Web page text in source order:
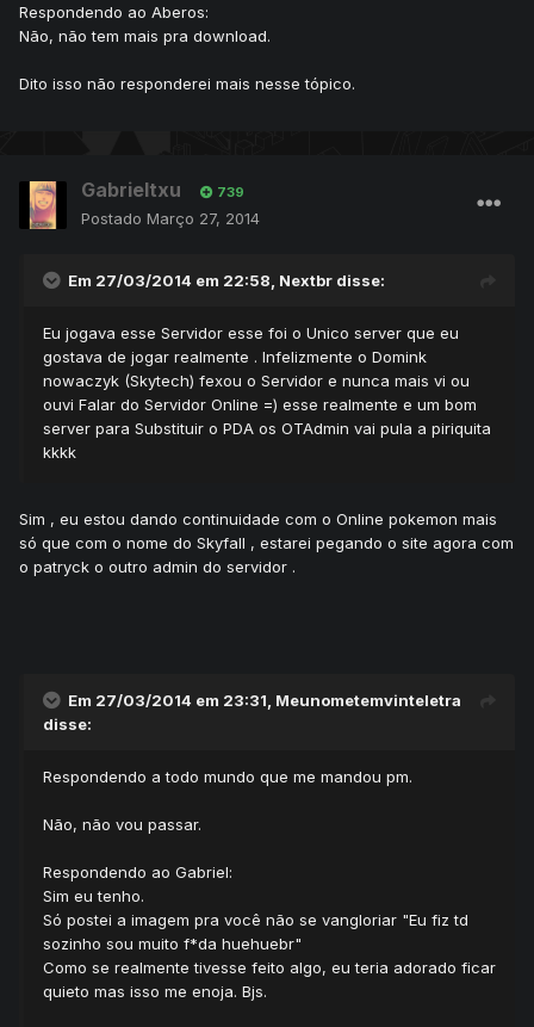
Respondendo ao Aberos:
Não, não tem mais pra download.
Dito isso não responderei mais nesse tópico.
Gabrieltxu 739
Postado Março 27, 2014
Em 27/03/2014 em 22:58, Nextbr disse:
Eu jogava esse Servidor esse foi o Unico server que eu
gostava de jogar realmente . Infelizmente o Domink
nowaczyk (Skytech) fexou o Servidor e nunca mais vi ou
ouvi Falar do Servidor Online =) esse realmente e um bom
server para Substituir o PDA os OTAdmin vai pula a piriquita
kkkk
Sim , eu estou dando continuidade com o Online pokemon mais
só que com o nome do Skyfall , estarei pegando o site agora com
o patryck o outro admin do servidor .
Em 27/03/2014 em 23:31, Meunometemvinteletra
disse:
Respondendo a todo mundo que me mandou pm.
Não, não vou passar.
Respondendo ao Gabriel:
Sim eu tenho.
Só postei a imagem pra você não se vangloriar "Eu fiz td
sozinho sou muito f*da huehuebr"
Como se realmente tivesse feito algo, eu teria adorado ficar
quieto mas isso me enoja. Bjs.